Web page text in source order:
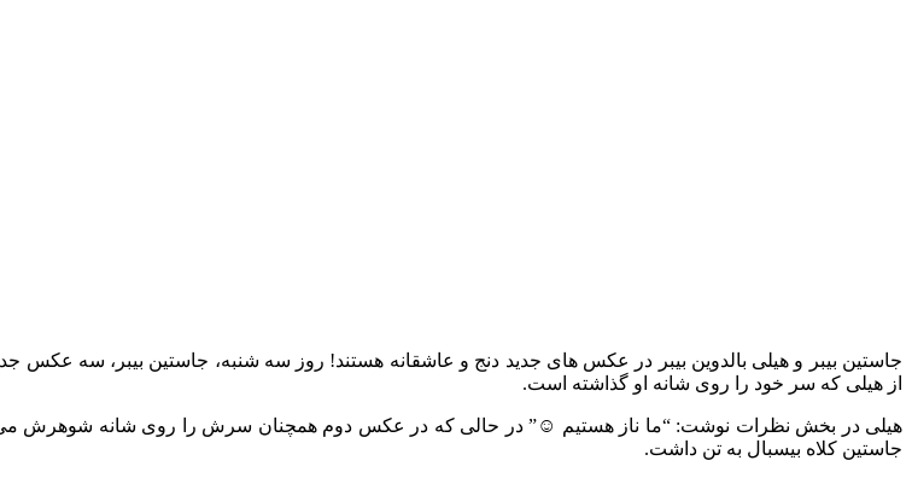
جاستین بیبر و هیلی بالدوین بیبر در عکس های جدید دنج و عاشقانه هستند! روز سه شنبه، جاستین بیبر، سه عکس
از هیلی که سر خود را روی شانه او گذاشته است.
هیلی در بخش نظرات نوشت: “ما ناز هستیم ☺️” در حالی که در عکس دوم همچنان سرش را روی شانه
جاستین کلاه بیسبال به تن داشت.